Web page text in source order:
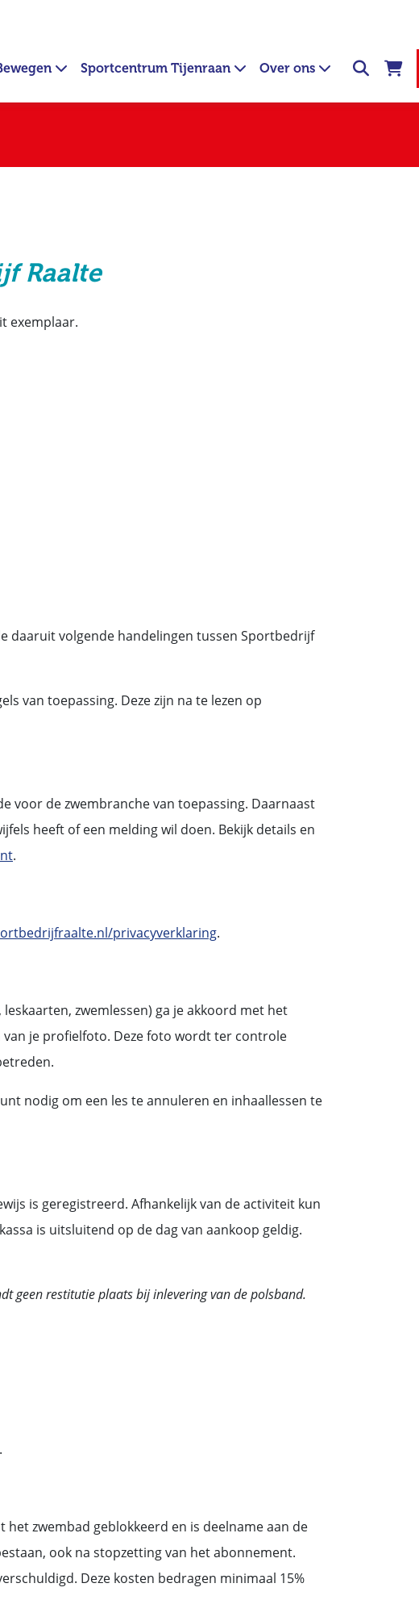
Sportcentrum Tijenraan Over ons
Raalte
exemplaar.
daaruit volgende handelingen tussen Sportbedrijf
van toepassing. Deze zijn na te lezen op
voor de zwembranche van toepassing. Daarnaast
heeft of een melding wil doen. Bekijk details en
.
privacyverklaring.
zwemlessen) ga je akkoord met het
je profielfoto. Deze foto wordt ter controle
nodig om een les te annuleren en inhaallessen te
is geregistreerd. Afhankelijk van de activiteit kun
is uitsluitend op de dag van aankoop geldig.
geen restitutie plaats bij inlevering van de polsband.
zwembad geblokkeerd en is deelname aan de
ook na stopzetting van het abonnement.
Deze kosten bedragen minimaal 15%